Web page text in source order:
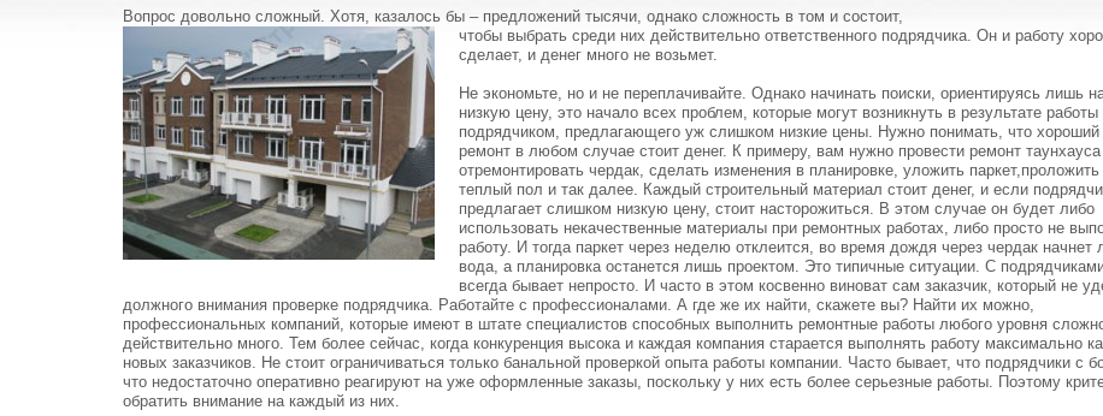
Вопрос довольно сложный. Хотя, казалось бы – предложений тысячи, однако сложность в том и состоит,
чтобы выбрать среди них действительно ответственного подрядчика. Он и работу
сделает, и денег много не возьмет.
Не экономьте, но и не переплачивайте. Однако начинать поиски, ориентируясь лишь
низкую цену, это начало всех проблем, которые могут возникнуть в результате работы
подрядчиком, предлагающего уж слишком низкие цены. Нужно понимать, что хороший
ремонт в любом случае стоит денег. К примеру, вам нужно провести ремонт таунхауса
отремонтировать чердак, сделать изменения в планировке, уложить паркет,проложить
теплый пол и так далее. Каждый строительный материал стоит денег, и если
предлагает слишком низкую цену, стоит насторожиться. В этом случае он будет либо
использовать некачественные материалы при ремонтных работах, либо просто не
работу. И тогда паркет через неделю отклеится, во время дождя через чердак начнет
вода, а планировка останется лишь проектом. Это типичные ситуации. С
всегда бывает непросто. И часто в этом косвенно виноват сам заказчик, который не
должного внимания проверке подрядчика. Работайте с профессионалами. А где же их найти, скажете вы? Найти их можно,
профессиональных компаний, которые имеют в штате специалистов способных выполнить ремонтные работы любого уровня
действительно много. Тем более сейчас, когда конкуренция высока и каждая компания старается выполнять работу максимально
новых заказчиков. Не стоит ограничиваться только банальной проверкой опыта работы компании. Часто бывает, что подрядчики
что недостаточно оперативно реагируют на уже оформленные заказы, поскольку у них есть более серьезные работы. Поэтому
обратить внимание на каждый из них.